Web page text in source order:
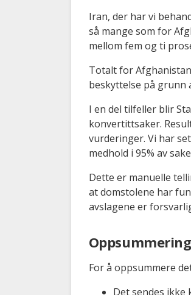
Iran, der har vi
så mange som for
mellom fem og ti
Totalt for
beskyttelse på grunn
I en del tilfeller blir
konvertittsaker.
vurderinger. Vi har
medhold i 95% av
Dette er manuelle
at domstolene har
avslagene er
Oppsummering
For å oppsummere
Det sendes